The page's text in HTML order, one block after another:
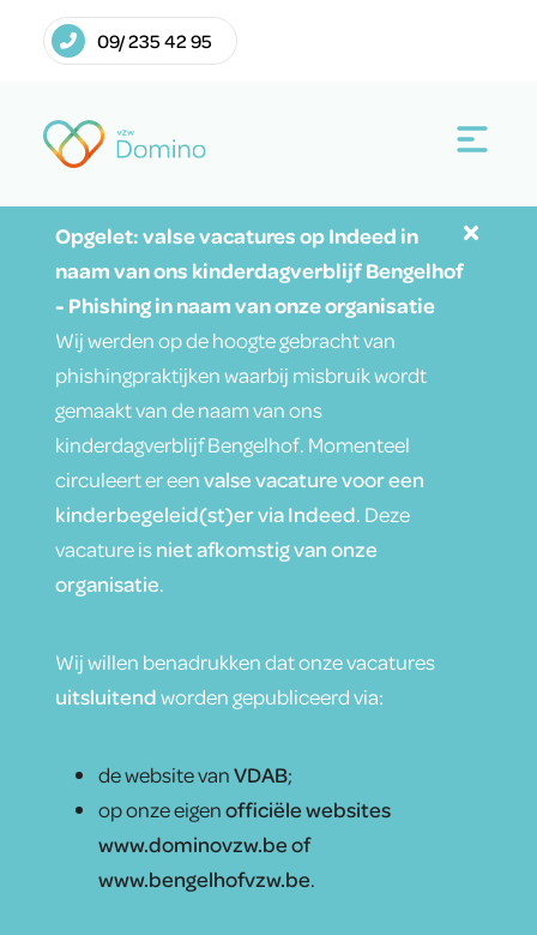
Opgelet: valse vacatures op Indeed in
naam van ons kinderdagverblijf Bengelhof
- Phishing in naam van onze organisatie
Wij werden op de hoogte gebracht van
phishingpraktijken waarbij misbruik wordt
gemaakt van de naam van ons
kinderdagverblijf Bengelhof. Momenteel
circuleert er eenvalse vacature voor een
kinderbegeleid(st)er via Indeed. Deze
vacature isniet afkomstig van onze
organisatie.
Wij willen benadrukken dat onze vacatures
uitsluitendworden gepubliceerd via:
de website vanVDAB;
op onze eigenofficiële websites
www.dominovzw.be of
www.bengelhofvzw.be.
09/ 235 42 95